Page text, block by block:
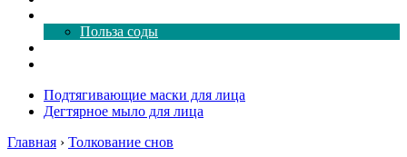
Польза соды
Подтягивающие маски для лица
Дегтярное мыло для лица
Главная › Толкование снов